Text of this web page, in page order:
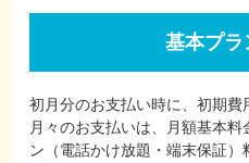
基本プラ
初月分のお支払い時に、初期費
月々のお支払いは、月額基本
ン（電話かけ放題・端末保証